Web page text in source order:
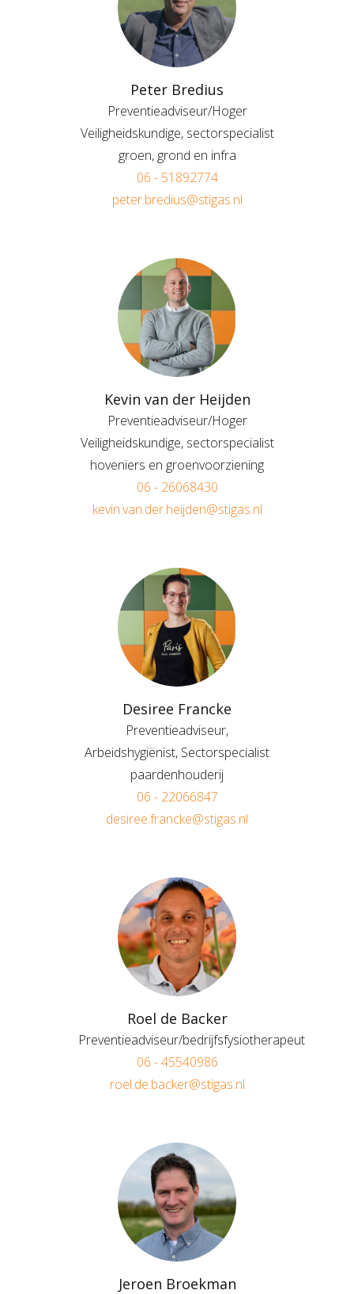
Peter Bredius
Preventieadviseur/Hoger
Veiligheidskundige, sectorspecialist
groen, grond en infra
06 - 51892774
peter.bredius@stigas.nl
Kevin van der Heijden
Preventieadviseur/Hoger
Veiligheidskundige, sectorspecialist
hoveniers en groenvoorziening
06 - 26068430
kevin.van.der.heijden@stigas.nl
Desiree Francke
Preventieadviseur,
Arbeidshygiënist, Sectorspecialist
paardenhouderij
06 - 22066847
desiree.francke@stigas.nl
Roel de Backer
Preventieadviseur/bedrijfsfysiotherapeut
06 - 45540986
roel.de.backer@stigas.nl
Jeroen Broekman